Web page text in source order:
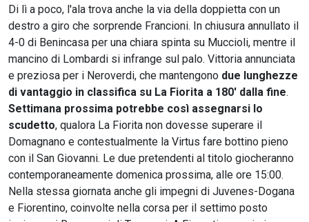
Di lì a poco, l'ala trova anche la via della doppietta con un
destro a giro che sorprende Francioni. In chiusura annullato il
4-0 di Benincasa per una chiara spinta su Muccioli, mentre il
mancino di Lombardi si infrange sul palo. Vittoria annunciata
e preziosa per i Neroverdi, che mantengono due lunghezze
di vantaggio in classifica su La Fiorita a 180' dalla fine.
Settimana prossima potrebbe così assegnarsi lo
scudetto, qualora La Fiorita non dovesse superare il
Domagnano e contestualmente la Virtus fare bottino pieno
con il San Giovanni. Le due pretendenti al titolo giocheranno
contemporaneamente domenica prossima, alle ore 15:00.
Nella stessa giornata anche gli impegni di Juvenes-Dogana
e Fiorentino, coinvolte nella corsa per il settimo posto